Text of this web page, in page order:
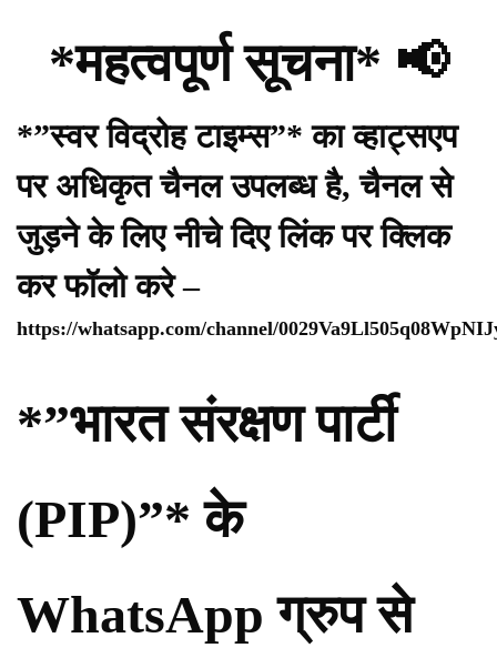
*महत्वपूर्ण सूचना* 📢
*”स्वर विद्रोह टाइम्स”* का व्हाट्सएप
पर अधिकृत चैनल उपलब्ध है, चैनल से
जुड़ने के लिए नीचे दिए लिंक पर क्लिक
कर फॉलो करे –
https://whatsapp.com/channel/
*”भारत संरक्षण पार्टी
(PIP)”* के
WhatsApp ग्रुप से